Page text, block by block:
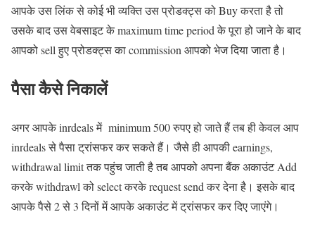
आपके उस लिंक से कोई भी व्यक्ति उस प्रोडक्ट्स को Buy करता है तो
उसके बाद उस वेबसाइट के maximum time period के पूरा हो जाने के बाद
आपको sell हुए प्रोडक्ट्स का commission आपको भेज दिया जाता है।
पैसा कैसे निकालें
अगर आपके inrdeals में minimum 500 रुपए हो जाते हैं तब ही केवल आप
inrdeals से पैसा ट्रांसफर कर सकते हैं। जैसे ही आपकी earnings,
withdrawal limit तक पहुंच जाती है तब आपको अपना बैंक अकाउंट Add
करके withdrawl को select करके request send कर देना है। इसके बाद
आपके पैसे 2 से 3 दिनों में आपके अकाउंट में ट्रांसफर कर दिए जाएंगे।